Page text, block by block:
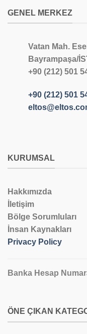
GENEL MERKEZ
Vatan Mah.
Bayrampaşa/
+90 (212) 501
+90 (212) 501
KURUMSAL
Hakkımızda
İletişim
Bölge Sorumluları
İnsan Kaynakları
Privacy Policy
Banka Hesap
ÖNE ÇIKAN